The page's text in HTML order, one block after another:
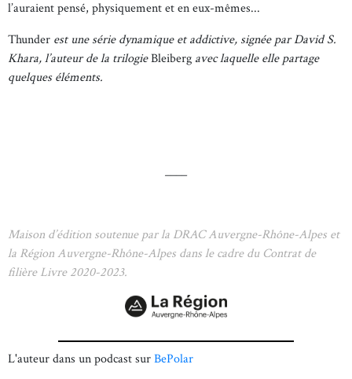
l’auraient pensé, physiquement et en eux-mêmes...
Thunder est une série dynamique et addictive, signée par David S.
Khara, l’auteur de la trilogieBleiberg avec laquelle elle partage
quelques éléments.
____
Maison d’édition soutenue par la DRAC Auvergne-Rhône-Alpes et
la Région Auvergne-Rhône-Alpes dans le cadre du Contrat de
filière Livre 2020-2023.
L'auteur dans un podcast surBePolar